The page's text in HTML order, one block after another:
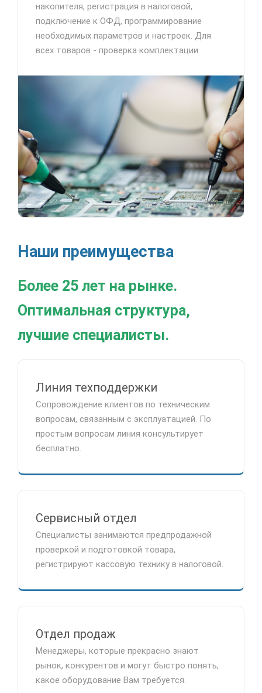
накопителя, регистрация в налоговой,
подключение к ОФД, программирование
необходимых параметров и настроек. Для
всех товаров - проверка комплектации.
Наши преимущества
Более 25 лет на рынке.
Оптимальная структура,
лучшие специалисты.
Линия техподдержки
Сопровождение клиентов по техническим
вопросам, связанным с эксплуатацией. По
простым вопросам линия консультирует
бесплатно.
Сервисный отдел
Специалисты занимаются предпродажной
проверкой и подготовкой товара,
регистрируют кассовую технику в налоговой.
Отдел продаж
Менеджеры, которые прекрасно знают
рынок, конкурентов и могут быстро понять,
какое оборудование Вам требуется.